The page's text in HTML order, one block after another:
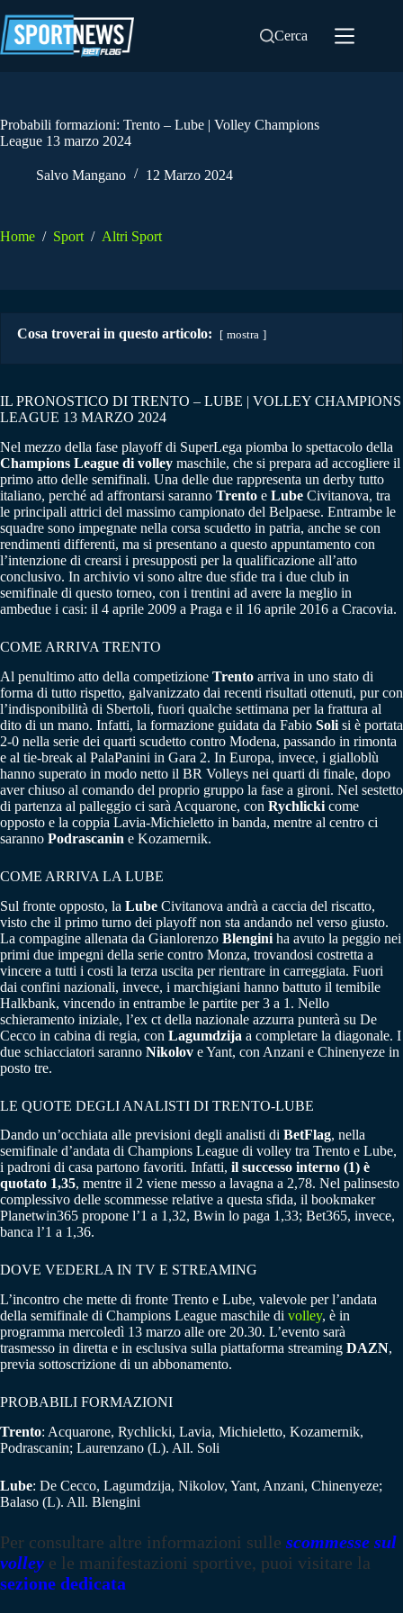
al
contenuto
Cerca
Probabili formazioni: Trento – Lube | Volley Champions
League 13 marzo 2024
Salvo Mangano 12 Marzo 2024
Home / Sport / Altri Sport
Cosa troverai in questo articolo: mostra
IL PRONOSTICO DI TRENTO – LUBE | VOLLEY CHAMPIONS
LEAGUE 13 MARZO 2024
Nel mezzo della fase playoff di SuperLega piomba lo spettacolo della
Champions League di volley maschile, che si prepara ad accogliere il
primo atto delle semifinali. Una delle due rappresenta un derby tutto
italiano, perché ad affrontarsi saranno Trento e Lube Civitanova, tra
le principali attrici del massimo campionato del Belpaese. Entrambe le
squadre sono impegnate nella corsa scudetto in patria, anche se con
rendimenti differenti, ma si presentano a questo appuntamento con
l’intenzione di crearsi i presupposti per la qualificazione all’atto
conclusivo. In archivio vi sono altre due sfide tra i due club in
semifinale di questo torneo, con i trentini ad avere la meglio in
ambedue i casi: il 4 aprile 2009 a Praga e il 16 aprile 2016 a Cracovia.
COME ARRIVA TRENTO
Al penultimo atto della competizione Trento arriva in uno stato di
forma di tutto rispetto, galvanizzato dai recenti risultati ottenuti, pur con
l’indisponibilità di Sbertoli, fuori qualche settimana per la frattura al
dito di un mano. Infatti, la formazione guidata da Fabio Soli si è portata
2-0 nella serie dei quarti scudetto contro Modena, passando in rimonta
e al tie-break al PalaPanini in Gara 2. In Europa, invece, i gialloblù
hanno superato in modo netto il BR Volleys nei quarti di finale, dopo
aver chiuso al comando del proprio gruppo la fase a gironi. Nel sestetto
di partenza al palleggio ci sarà Acquarone, con Rychlicki come
opposto e la coppia Lavia-Michieletto in banda, mentre al centro ci
saranno Podrascanin e Kozamernik.
COME ARRIVA LA LUBE
Sul fronte opposto, la Lube Civitanova andrà a caccia del riscatto,
visto che il primo turno dei playoff non sta andando nel verso giusto.
La compagine allenata da Gianlorenzo Blengini ha avuto la peggio nei
primi due impegni della serie contro Monza, trovandosi costretta a
vincere a tutti i costi la terza uscita per rientrare in carreggiata. Fuori
dai confini nazionali, invece, i marchigiani hanno battuto il temibile
Halkbank, vincendo in entrambe le partite per 3 a 1. Nello
schieramento iniziale, l’ex ct della nazionale azzurra punterà su De
Cecco in cabina di regia, con Lagumdzija a completare la diagonale. I
due schiacciatori saranno Nikolov e Yant, con Anzani e Chinenyeze in
posto tre.
LE QUOTE DEGLI ANALISTI DI TRENTO-LUBE
Dando un’occhiata alle previsioni degli analisti di BetFlag, nella
semifinale d’andata di Champions League di volley tra Trento e Lube,
i padroni di casa partono favoriti. Infatti, il successo interno (1) è
quotato 1,35, mentre il 2 viene messo a lavagna a 2,78. Nel palinsesto
complessivo delle scommesse relative a questa sfida, il bookmaker
Planetwin365 propone l’1 a 1,32, Bwin lo paga 1,33; Bet365, invece,
banca l’1 a 1,36.
DOVE VEDERLA IN TV E STREAMING
L’incontro che mette di fronte Trento e Lube, valevole per l’andata
della semifinale di Champions League maschile di volley, è in
programma mercoledì 13 marzo alle ore 20.30. L’evento sarà
trasmesso in diretta e in esclusiva sulla piattaforma streaming DAZN,
previa sottoscrizione di un abbonamento.
PROBABILI FORMAZIONI
Trento: Acquarone, Rychlicki, Lavia, Michieletto, Kozamernik,
Podrascanin; Laurenzano (L). All. Soli
Lube: De Cecco, Lagumdzija, Nikolov, Yant, Anzani, Chinenyeze;
Balaso (L). All. Blengini
Per consultare altre informazioni sulle scommesse sul
volley e le manifestazioni sportive, puoi visitare la
sezione dedicata